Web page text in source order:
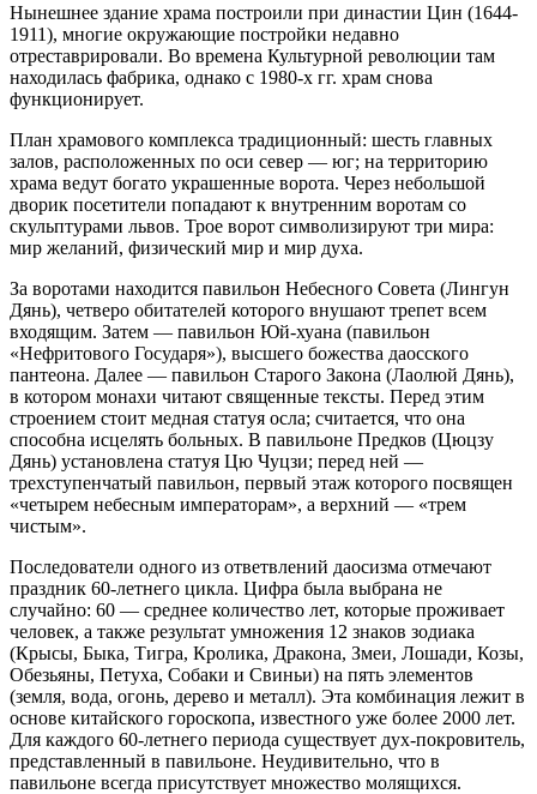
Нынешнее здание храма построили при династии Цин (1644-
1911), многие окружающие постройки недавно
отреставрировали. Во времена Культурной революции там
находилась фабрика, однако с 1980-х гг. храм снова
функционирует.
План храмового комплекса традиционный: шесть главных
залов, расположенных по оси север — юг; на территорию
храма ведут богато украшенные ворота. Через небольшой
дворик посетители попадают к внутренним воротам со
скульптурами львов. Трое ворот символизируют три мира:
мир желаний, физический мир и мир духа.
За воротами находится павильон Небесного Совета (Лингун
Дянь), четверо обитателей которого внушают трепет всем
входящим. Затем — павильон Юй-хуана (павильон
«Нефритового Государя»), высшего божества даосского
пантеона. Далее — павильон Старого Закона (Лаолюй Дянь),
в котором монахи читают священные тексты. Перед этим
строением стоит медная статуя осла; считается, что она
способна исцелять больных. В павильоне Предков (Цюцзу
Дянь) установлена статуя Цю Чуцзи; перед ней —
трехступенчатый павильон, первый этаж которого посвящен
«четырем небесным императорам», а верхний — «трем
чистым».
Последователи одного из ответвлений даосизма отмечают
праздник 60-летнего цикла. Цифра была выбрана не
случайно: 60 — среднее количество лет, которые проживает
человек, а также результат умножения 12 знаков зодиака
(Крысы, Быка, Тигра, Кролика, Дракона, Змеи, Лошади, Козы,
Обезьяны, Петуха, Собаки и Свиньи) на пять элементов
(земля, вода, огонь, дерево и металл). Эта комбинация лежит в
основе китайского гороскопа, известного уже более 2000 лет.
Для каждого 60-летнего периода существует дух-покровитель,
представленный в павильоне. Неудивительно, что в
павильоне всегда присутствует множество молящихся.